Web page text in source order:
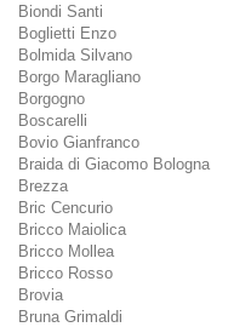
Biondi Santi
Boglietti Enzo
Bolmida Silvano
Borgo Maragliano
Borgogno
Boscarelli
Bovio Gianfranco
Braida di Giacomo Bologna
Brezza
Bric Cencurio
Bricco Maiolica
Bricco Mollea
Bricco Rosso
Brovia
Bruna Grimaldi